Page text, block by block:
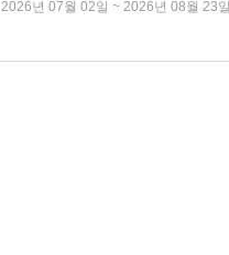
2026년 07월 02일 ~ 2026년 08월 23일